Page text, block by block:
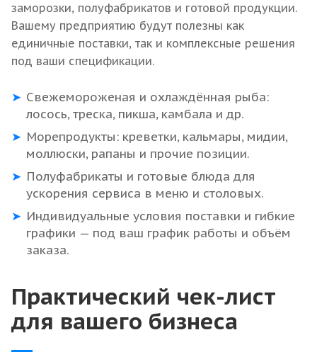
заморозки, полуфабрикатов и готовой продукции.
Вашему предприятию будут полезны как
единичные поставки, так и комплексные решения
под ваши спецификации.
Свежемороженая и охлаждённая рыба:
лосось, треска, пикша, камбала и др.
Морепродукты: креветки, кальмары, мидии,
моллюски, рапаны и прочие позиции.
Полуфабрикаты и готовые блюда для
ускорения сервиса в меню и столовых.
Индивидуальные условия поставки и гибкие
графики — под ваш график работы и объём
заказа.
Практический чек-лист
для вашего бизнеса